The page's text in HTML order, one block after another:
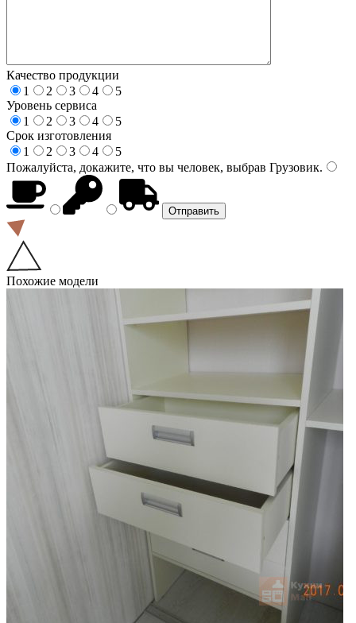
Качество продукции
1
2 3 4
5
Уровень сервиса
1
2 3 4
5
Срок изготовления
1
2 3 4
5
Пожалуйста, докажите, что вы человек, выбрав Грузовик.
Похожие модели